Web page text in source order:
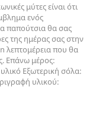
μύτες είναι ότι
ενός
παπούτσια θα σας
της ημέρας σας στην
λεπτομέρεια που θα
Επάνω μέρος:
Εξωτερική σόλα:
υλικού: